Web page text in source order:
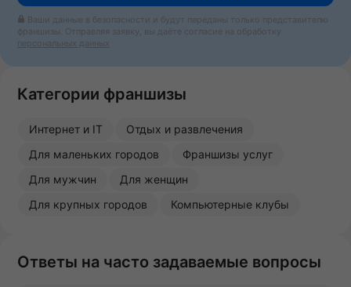
Ваши данные в безопасности и будут переданы только представителю
франшизы. Отправляя заявку, вы даёте согласие на обработку
персональных данных
Категории франшизы
Интернет и IT
Отдых и развлечения
Для маленьких городов
Франшизы услуг
Для мужчин
Для женщин
Для крупных городов
Компьютерные клубы
Ответы на часто задаваемые вопросы